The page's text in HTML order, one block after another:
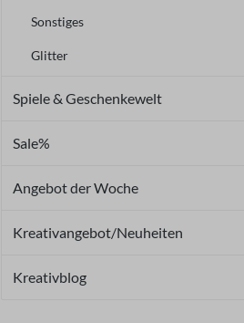
Sonstiges
Glitter
Spiele & Geschenkewelt
Sale%
Angebot der Woche
Kreativangebot/Neuheiten
Kreativblog